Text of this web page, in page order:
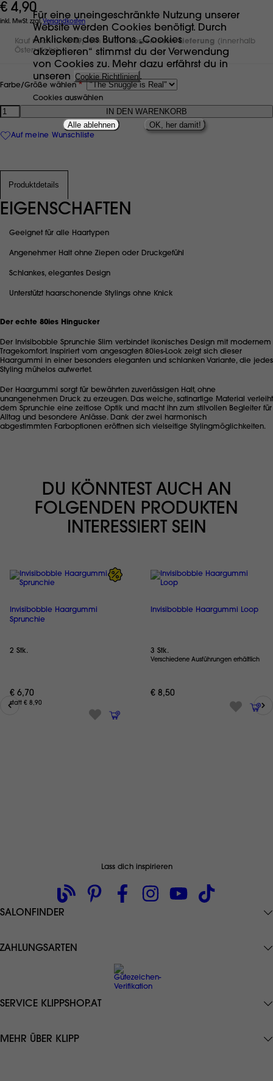
€ 4,90
inkl. MwSt. zzgl.Versandkosten
Kauf noch für€ 49,-ein bis zur kostenlosen Lieferung (innerhalb
Österreichs).
Farbe/Größe wählen
Anzahl
Auf meine Wunschliste
Produktdetails
EIGENSCHAFTEN
Geeignet für alle Haartypen
Angenehmer Halt ohne Ziepen oder Druckgefühl
Schlankes, elegantes Design
Unterstützt haarschonende Stylings ohne Knick
Der echte 80ies Hingucker
Der Invisibobble Sprunchie Slim verbindet ikonisches Design mit modernem
Tragekomfort. Inspiriert vom angesagten 80ies-Look zeigt sich dieser
Haargummi in einer besonders eleganten und schlanken Variante, die jedes
Styling mühelos aufwertet.
Der Haargummi sorgt für bewährten zuverlässigen Halt, ohne
unangenehmen Druck zu erzeugen. Das weiche, satinartige Material verleiht
dem Sprunchie eine zeitlose Optik und macht ihn zum stilvollen Begleiter für
Alltag und besondere Anlässe. Dank der zwei harmonisch
abgestimmten Farboptionen eröffnen sich vielseitige Stylingmöglichkeiten.
DU KÖNNTEST AUCH AN
FOLGENDEN PRODUKTEN
INTERESSIERT SEIN
Invisibobble Haargummi
Sprunchie
2 Stk.
€ 6,70
statt € 8,90
Invisibobble Haargummi Loop
3 Stk.
Verschiedene Ausführungen erhältlich
€ 8,50
Lass dich inspirieren
SALONFINDER
ZAHLUNGSARTEN
SERVICE KLIPPSHOP.AT
AGB
MEHR ÜBER KLIPP
Für eine uneingeschränkte Nutzung unserer
Website werden Cookies benötigt. Durch
Anklicken des Buttons „Cookies
akzeptieren“ stimmst du der Verwendung
von Cookies zu. Mehr dazu erfährst du in
unseren Cookie Richtlinien.
Cookies auswählen
Alle ablehnen OK, her damit!